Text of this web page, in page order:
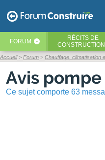
FORUM ‹ RÉCITS DE
Accueil Forum Chauffage, climatisation
Avis
Ce sujet comporte 63